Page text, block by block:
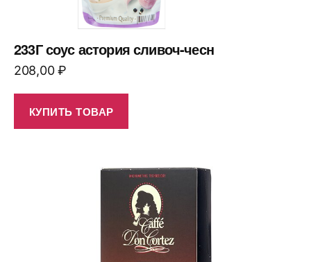
233Г соус астория сливоч-чесн
208,00₽
КУПИТЬ ТОВАР